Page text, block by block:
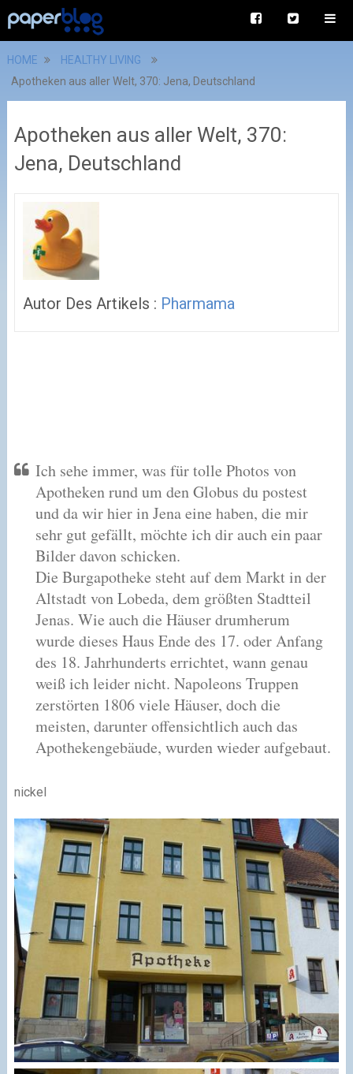
HOME
HEALTHY LIVING
Apotheken aus aller Welt, 370: Jena, Deutschland
Apotheken aus aller Welt, 370:
Jena, Deutschland
Autor Des Artikels : Pharmama
Ich sehe immer, was für tolle Photos von
Apotheken rund um den Globus du postest
und da wir hier in Jena eine haben, die mir
sehr gut gefällt, möchte ich dir auch ein paar
Bilder davon schicken.
Die Burgapotheke steht auf dem Markt in der
Altstadt von Lobeda, dem größten Stadtteil
Jenas. Wie auch die Häuser drumherum
wurde dieses Haus Ende des 17. oder Anfang
des 18. Jahrhunderts errichtet, wann genau
weiß ich leider nicht. Napoleons Truppen
zerstörten 1806 viele Häuser, doch die
meisten, darunter offensichtlich auch das
Apothekengebäude, wurden wieder aufgebaut.
nickel